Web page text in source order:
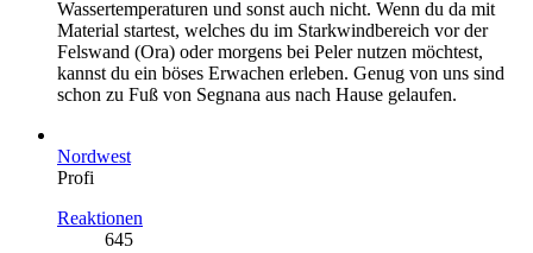
Wassertemperaturen und sonst auch nicht. Wenn du da mit
Material startest, welches du im Starkwindbereich vor der
Felswand (Ora) oder morgens bei Peler nutzen möchtest,
kannst du ein böses Erwachen erleben. Genug von uns sind
schon zu Fuß von Segnana aus nach Hause gelaufen.
Nordwest
Profi
Reaktionen
645